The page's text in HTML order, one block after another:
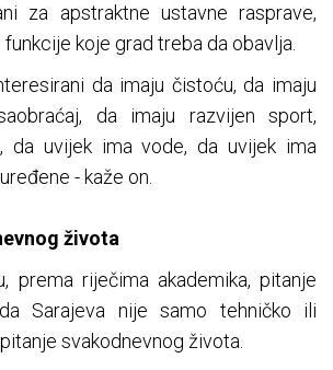
za apstraktne ustavne rasprave,
koje grad treba da obavlja.
da imaju čistoću, da imaju
da imaju razvijen sport,
da uvijek ima vode, da uvijek ima
- kaže on.
života
prema riječima akademika, pitanje
Sarajeva nije samo tehničko ili
svakodnevnog života.